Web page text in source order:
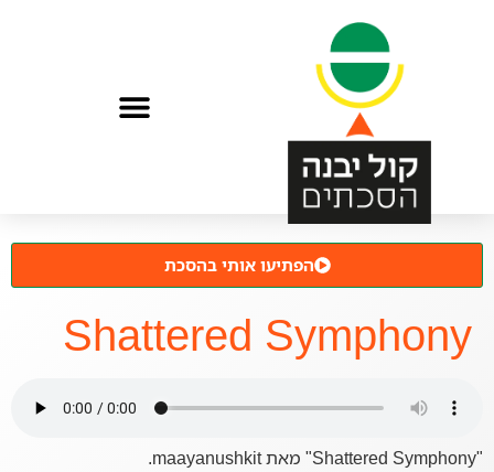
הפתיעו אותי בהסכת
Shattered Symphony
"Shattered Symphony" מאת maayanushkit.